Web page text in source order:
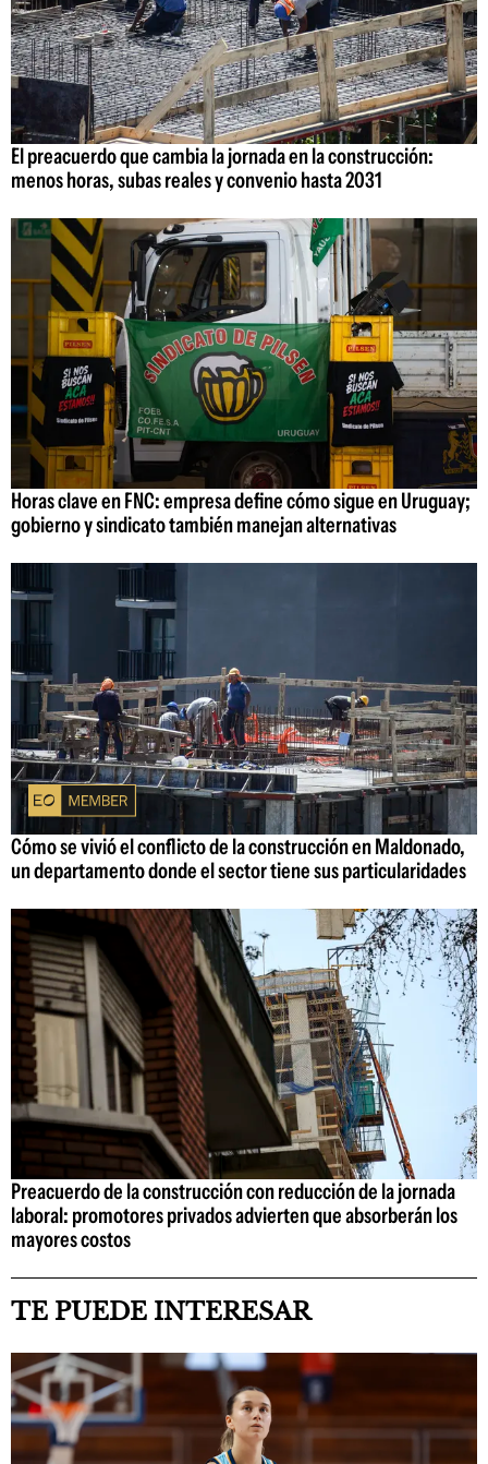
El preacuerdo que cambia la jornada en la construcción:
menos horas, subas reales y convenio hasta 2031
Horas clave en FNC: empresa define cómo sigue en Uruguay;
gobierno y sindicato también manejan alternativas
Cómo se vivió el conflicto de la construcción en Maldonado,
un departamento donde el sector tiene sus particularidades
Preacuerdo de la construcción con reducción de la jornada
laboral: promotores privados advierten que absorberán los
mayores costos
TE PUEDE INTERESAR